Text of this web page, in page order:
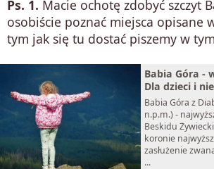
Ps. 1. Macie ochotę zdobyć szczyt
osobiście poznać miejsca opisane
tym jak się tu dostać piszemy w
Babia Góra -
Dla dzieci i
Babia Góra z
n.p.m.) -
Beskidu
koronie
zasłużenie
...